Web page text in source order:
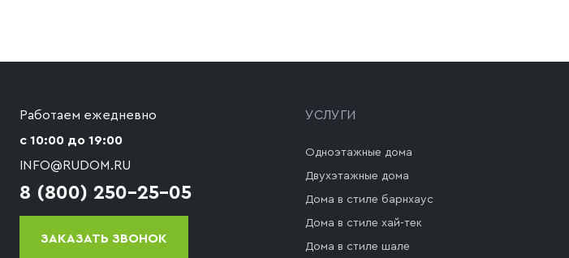
Работаем ежедневно
с 10:00 до 19:00
INFO@RUDOM.RU
8 (800) 250-25-05
ЗАКАЗАТЬ ЗВОНОК
УСЛУГИ
Одноэтажные дома
Двухэтажные дома
Дома в стиле барнхаус
Дома в стиле хай-тек
Дома в стиле шале